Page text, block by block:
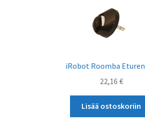
iRobot Roomba
22,16 €
Lisää ostoskoriin